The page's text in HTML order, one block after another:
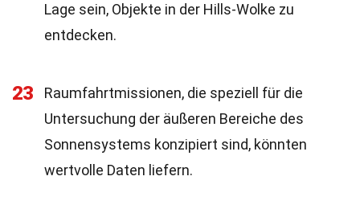
Lage sein, Objekte in der Hills-Wolke zu
entdecken.
23
Raumfahrtmissionen, die speziell für die
Untersuchung der äußeren Bereiche des
Sonnensystems konzipiert sind, könnten
wertvolle Daten liefern.